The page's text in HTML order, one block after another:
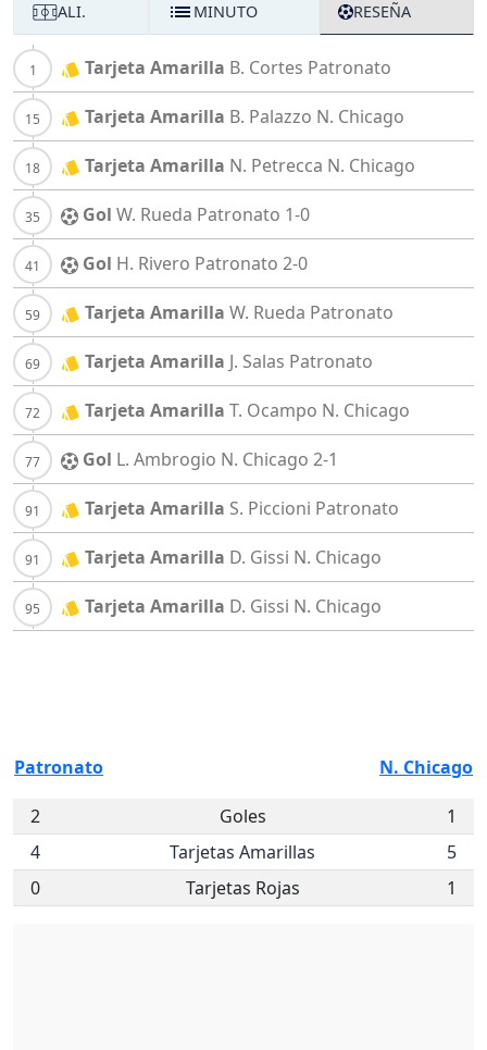
ALI. MINUTO RESEÑA
Tarjeta Amarilla B. Cortes Patronato
Tarjeta Amarilla B. Palazzo N. Chicago
Tarjeta Amarilla N. Petrecca N. Chicago
Gol W. Rueda Patronato 1-0
Gol H. Rivero Patronato 2-0
Tarjeta Amarilla W. Rueda Patronato
Tarjeta Amarilla J. Salas Patronato
Tarjeta Amarilla T. Ocampo N. Chicago
Gol L. Ambrogio N. Chicago 2-1
Tarjeta Amarilla S. Piccioni Patronato
Tarjeta Amarilla D. Gissi N. Chicago
Tarjeta Amarilla D. Gissi N. Chicago
Patronato N. Chicago
2 Goles
1
4
Tarjetas Amarillas
5
0
Tarjetas Rojas 1